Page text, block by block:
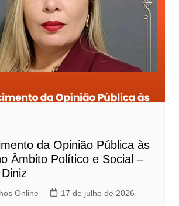
da Opinião Pública às
Âmbito Político e Social –
Online 17 de julho de 2026